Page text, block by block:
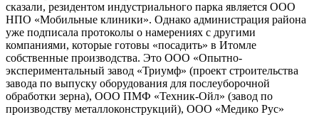
сказали, резидентом индустриального парка является ООО
НПО «Мобильные клиники». Однако администрация района
уже подписала протоколы о намерениях с другими
компаниями, которые готовы «посадить» в Итомле
собственные производства. Это ООО «Опытно-
экспериментальный завод «Триумф» (проект строительства
завода по выпуску оборудования для послеуборочной
обработки зерна), ООО ПМФ «Техник-Ойл» (завод по
производству металлоконструкций), ООО «Медико Рус»